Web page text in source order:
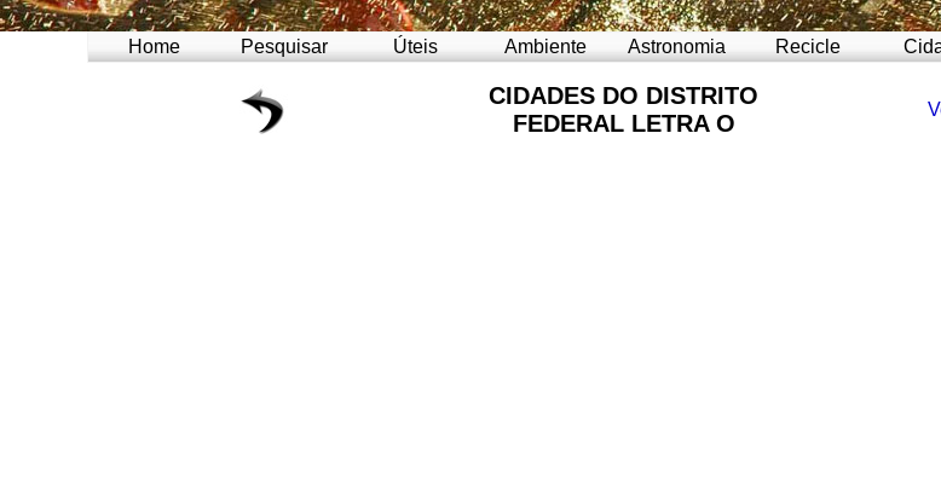
Home
Pesquisar Úteis Ambiente Astronomia Recicle
CIDADES DO DISTRITO
FEDERAL LETRA O